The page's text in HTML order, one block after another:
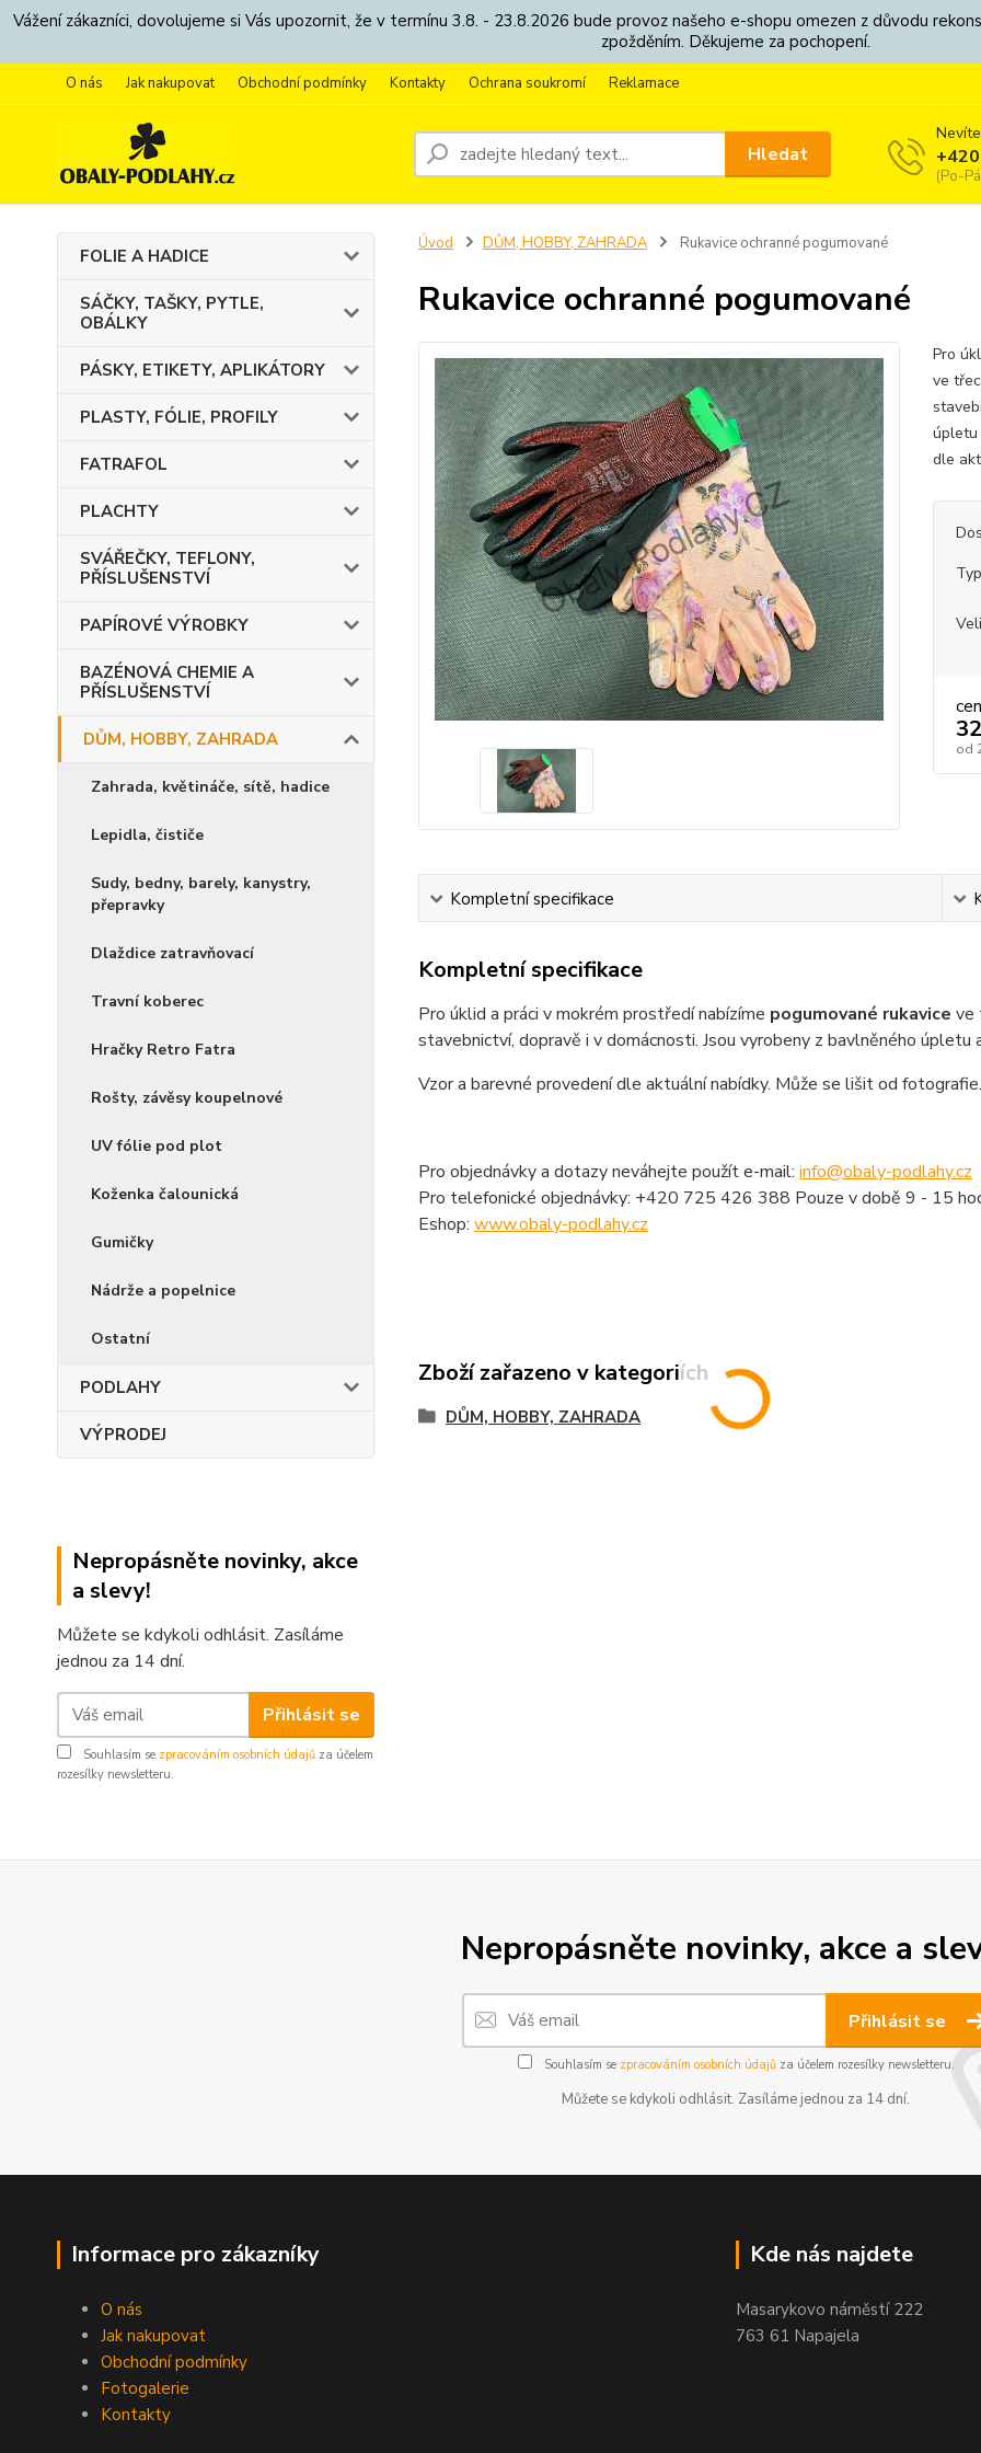
Vážení zákazníci, dovolujeme si Vás upozornit, že v termínu 3.8. - 23.8.2026 bude provoz našeho e-shopu omezen z důvodu
zpožděním. Děkujeme za pochopení.
O nás Jak nakupovat Obchodní podmínky Kontakty Ochrana soukromí Reklamace
Hledat
(Po-
FOLIE A HADICE
SÁČKY, TAŠKY, PYTLE,
OBÁLKY
PÁSKY, ETIKETY, APLIKÁTORY
PLASTY, FÓLIE, PROFILY
FATRAFOL
PLACHTY
SVÁŘEČKY, TEFLONY,
PŘÍSLUŠENSTVÍ
PAPÍROVÉ VÝROBKY
BAZÉNOVÁ CHEMIE A
PŘÍSLUŠENSTVÍ
DŮM, HOBBY, ZAHRADA
Zahrada, květináče, sítě, hadice
Lepidla, čističe
Sudy, bedny, barely, kanystry,
přepravky
Dlaždice zatravňovací
Travní koberec
Hračky Retro Fatra
Rošty, závěsy koupelnové
UV fólie pod plot
Koženka čalounická
Gumičky
Nádrže a popelnice
Ostatní
PODLAHY
VÝPRODEJ
Nepropásněte novinky, akce
a slevy!
Můžete se kdykoli odhlásit. Zasíláme
jednou za 14 dní.
Přihlásit se
Souhlasím se zpracováním osobních údajů za účelem
rozesílky newsletteru.
Úvod DŮM, HOBBY, ZAHRADA Rukavice ochranné pogumované
Rukavice ochranné pogumované
Pro
ve
úpletu
dle
od
Kompletní specifikace
Kompletní specifikace
Pro úklid a práci v mokrém prostředí nabízíme pogumované rukavice ve
stavebnictví, dopravě i v domácnosti. Jsou vyrobeny z bavlněného
Vzor a barevné provedení dle aktuální nabídky. Může se lišit od fotografie.
Pro objednávky a dotazy neváhejte použít e-mail: info@obaly-podlahy.cz
Pro telefonické objednávky: +420 725 426 388 Pouze v době 9 - 15
Eshop: www.obaly-podlahy.cz
Zboží zařazeno v kategoriích
DŮM, HOBBY, ZAHRADA
Nepropásněte novinky, akce a
Přihlásit se
Souhlasím se zpracováním osobních údajůza účelem rozesílky newsletteru.
Můžete se kdykoli odhlásit. Zasíláme jednou za 14 dní.
Informace pro zákazníky
O nás
Jak nakupovat
Obchodní podmínky
Fotogalerie
Kontakty
Kde nás najdete
Masarykovo náměstí 222
763 61 Napajela